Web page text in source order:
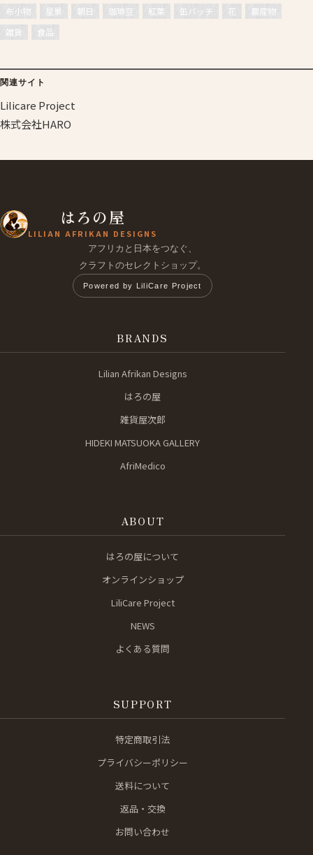
布小物
星景 朝日 珈琲豆 紅葉 缶バッチ 花
農産物
雑貨
食品
関連サイト
Lilicare Project
株式会社HARO
はろの屋
LILIAN AFRIKAN DESIGNS
アフリカと日本をつなぐ、
クラフトのセレクトショップ。
Powered by LiliCare Project
BRANDS
Lilian Afrikan Designs
はろの屋
雑貨屋次郎
HIDEKI MATSUOKA GALLERY
AfriMedico
ABOUT
はろの屋について
オンラインショップ
LiliCare Project
NEWS
よくある質問
SUPPORT
特定商取引法
プライバシーポリシー
送料について
返品・交換
お問い合わせ